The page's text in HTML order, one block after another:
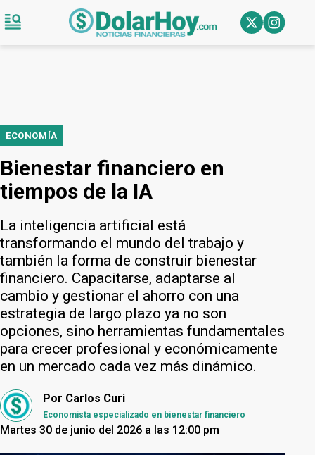
ECONOMÍA
Bienestar financiero en
tiempos de la IA
La inteligencia artificial está
transformando el mundo del trabajo y
también la forma de construir bienestar
financiero. Capacitarse, adaptarse al
cambio y gestionar el ahorro con una
estrategia de largo plazo ya no son
opciones, sino herramientas fundamentales
para crecer profesional y económicamente
en un mercado cada vez más dinámico.
Por Carlos Curi
Economista especializado en bienestar financiero
Martes 30 de junio del 2026 a las 12:00 pm